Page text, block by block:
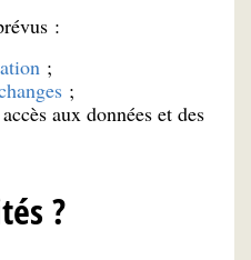
:
;
;
aux données et des
?